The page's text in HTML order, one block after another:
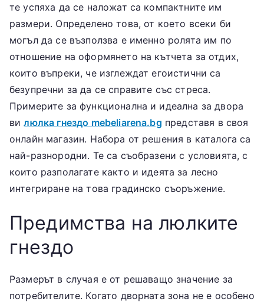
те успяха да се наложат са компактните им
размери. Определено това, от което всеки би
могъл да се възползва е именно ролята им по
отношение на оформянето на кътчета за отдих,
които въпреки, че изглеждат егоистични са
безупречни за да се справите със стреса.
Примерите за функционална и идеална за двора
вилюлка гнездо mebeliarena.bg представя в своя
онлайн магазин. Набора от решения в каталога са
най-разнородни. Те са съобразени с условията, с
които разполагате както и идеята за лесно
интегриране на това градинско съоръжение.
Предимства на люлките
гнездо
Размерът в случая е от решаващо значение за
потребителите. Когато дворната зона не е особено